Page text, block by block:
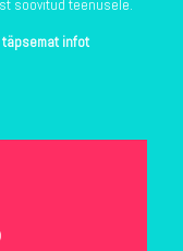
soovitud teenusele.
infot